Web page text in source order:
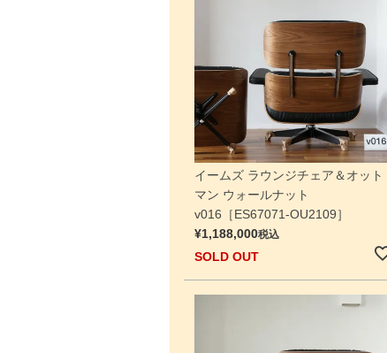
イームズ ラウンジチェア＆オット
マン ウォールナット
v016［ES67071-OU2109］
¥1,188,000税込
SOLD OUT